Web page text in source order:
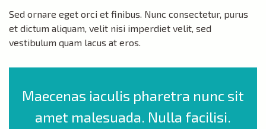
Sed ornare eget orci et finibus. Nunc consectetur, purus
et dictum aliquam, velit nisi imperdiet velit, sed
vestibulum quam lacus at eros.
Maecenas iaculis pharetra nunc sit
amet malesuada. Nulla facilisi.